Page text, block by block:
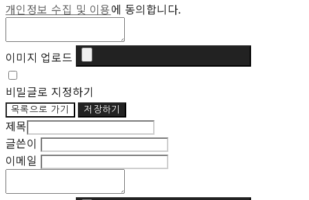
개인정보 수집 및 이용에 동의합니다.
이미지 업로드
비밀글로 지정하기
목록으로 가기 저장하기
제목
글쓴이
이메일